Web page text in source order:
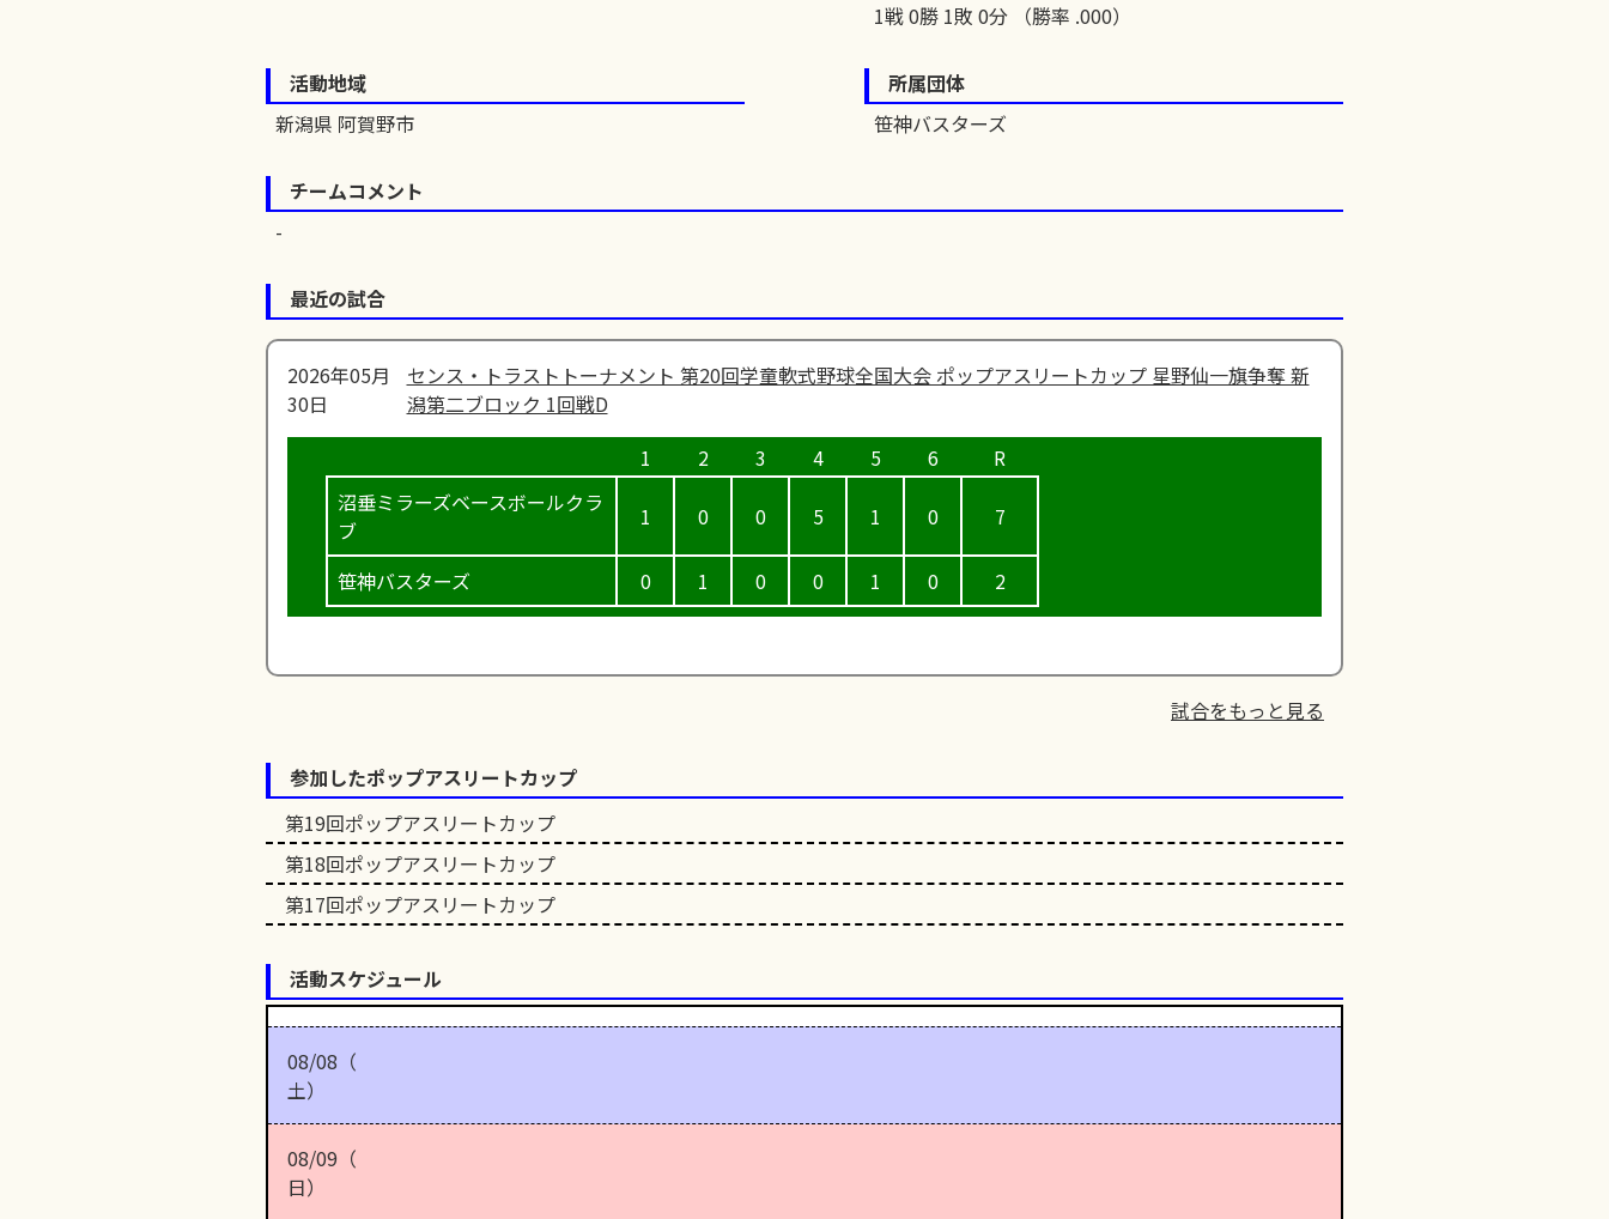
1戦 0勝 1敗 0分 （勝率 .000）
活動地域
新潟県 阿賀野市
所属団体
笹神バスターズ
チームコメント
最近の試合
2026年05月
30日
センス・トラストトーナメント 第20回学童軟式野球全国大会 ポップアスリートカップ 星野仙一旗争奪 新
潟第二ブロック 1回戦D
沼垂ミラーズベースボールクラ
ブ
笹神バスターズ
1
0
0
1
0
0
5
0
1
1
0
0
7
2
試合をもっと見る
参加したポップアスリートカップ
第19回ポップアスリートカップ
第18回ポップアスリートカップ
第17回ポップアスリートカップ
活動スケジュール
08/08（
土）
08/09（
日）